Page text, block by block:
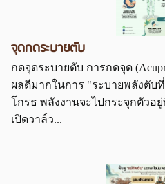
จุดกดระบายตับ
กดจุดระบายตับ การกดจุด
ผลดีมากในการ "ระบายพลังตับ
โกรธ พลังงานจะไปกระจุกตัวอ
เปิดวาล์ว...